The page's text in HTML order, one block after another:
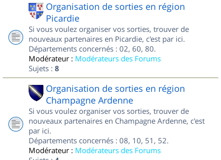
Organisation de sorties en région
Picardie
Si vous voulez organiser vos sorties, trouver de
nouveaux partenaires en Picardie, c'est par ici.
Départements concernés : 02, 60, 80.
Modérateur : Modérateurs des Forums
Sujets : 8
Organisation de sorties en région
Champagne Ardenne
Si vous voulez organiser vos sorties, trouver de
nouveaux partenaires en Champagne Ardenne, c'est
par ici.
Départements concernés : 08, 10, 51, 52.
Modérateur : Modérateurs des Forums